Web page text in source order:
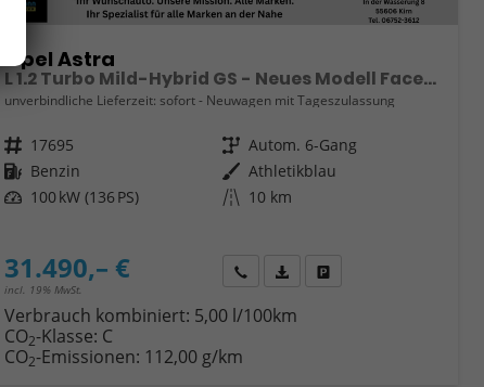
Opel Astra
L 1.2 Turbo Mild-Hybrid GS - Neues Modell Facelift
unverbindliche Lieferzeit: sofort Neuwagen mit Tageszulassung
Fahrzeugnr. 17695 Getriebe Autom. 6-Gang
Kraftstoff Benzin Außenfarbe Athletikblau
Leistung 100 kW (136 PS) Kilometerstand 10 km
31.490,– €
incl. 19% MwSt.
Wir rufen Sie an
Fahrzeugexposé (PDF)
Fahrzeug parken
Verbrauch kombiniert: 5,00 l/100km
CO2-Klasse: C
CO2-Emissionen: 112,00 g/km